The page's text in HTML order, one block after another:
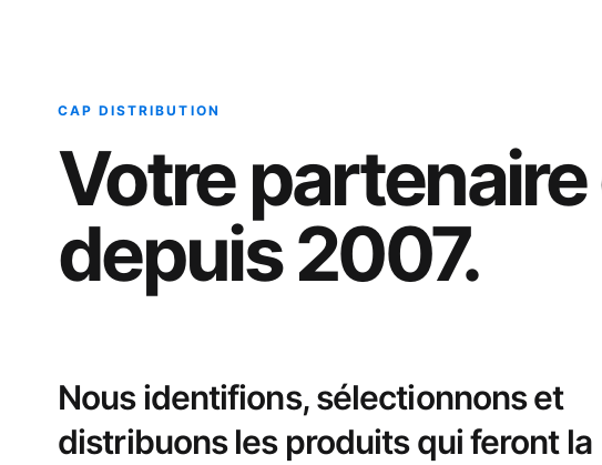
CAP DISTRIBUTION
Votre
depuis 2007.
Nous identifions, sélectionnons et
distribuons les produits qui feront la